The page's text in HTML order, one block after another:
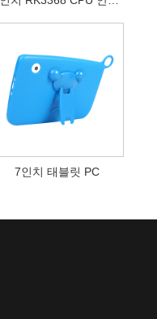
7인치 태블릿 PC